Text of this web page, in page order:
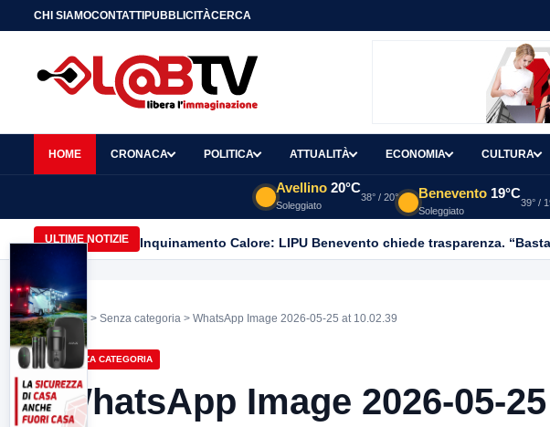
CHI SIAMOCONTATTIPUBBLICITÀCERCA
HOME CRONACA POLITICA ATTUALITÀ ECONOMIA CULTURA
Avellino 20°C
Soleggiato
38° / 20° Benevento 19°C
Soleggiato
39° /
ULTIME NOTIZIE
Home > Senza categoria > WhatsApp Image 2026-05-25 at 10.02.39
SENZA CATEGORIA
WhatsApp Image 2026-05-